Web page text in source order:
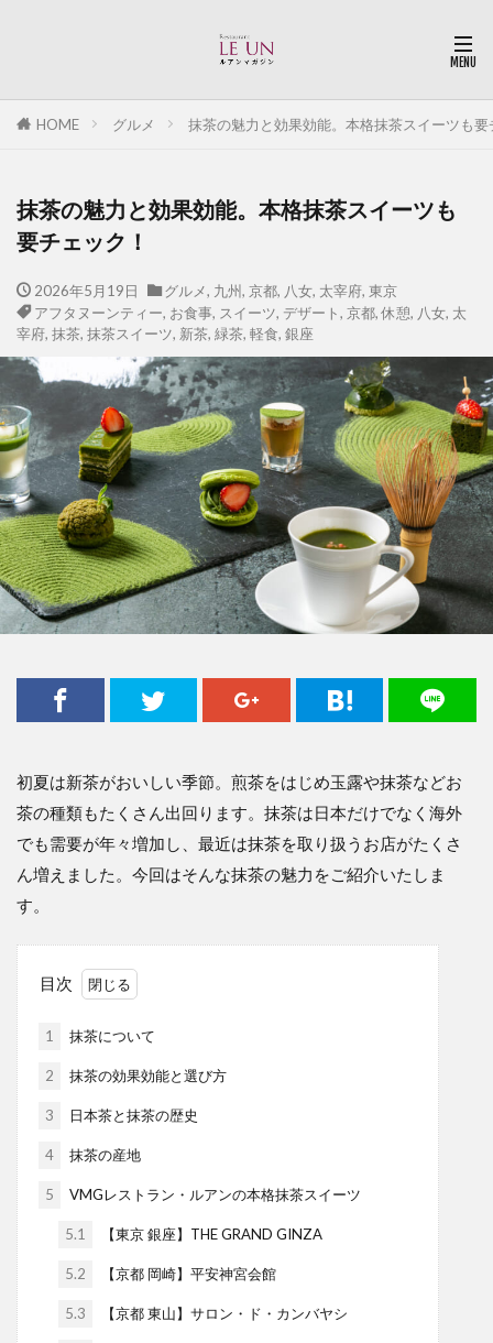
HOME グルメ 抹茶の魅力と効果効能。本格抹茶スイーツも要
抹茶の魅力と効果効能。本格抹茶スイーツも
要チェック！
2026年5月19日 グルメ, 九州, 京都, 八女, 太宰府, 東京
アフタヌーンティー, お食事, スイーツ, デザート, 京都,休憩, 八女, 太
宰府, 抹茶, 抹茶スイーツ, 新茶, 緑茶, 軽食, 銀座
初夏は新茶がおいしい季節。煎茶をはじめ玉露や抹茶などお
茶の種類もたくさん出回ります。抹茶は日本だけでなく海外
でも需要が年々増加し、最近は抹茶を取り扱うお店がたくさ
ん増えました。今回はそんな抹茶の魅力をご紹介いたしま
す。
目次
1 抹茶について
2 抹茶の効果効能と選び方
3 日本茶と抹茶の歴史
4 抹茶の産地
5 VMGレストラン・ルアンの本格抹茶スイーツ
5.1 【東京 銀座】THE GRAND GINZA
5.2 【京都 岡崎】平安神宮会館
5.3 【京都 東山】サロン・ド・カンバヤシ